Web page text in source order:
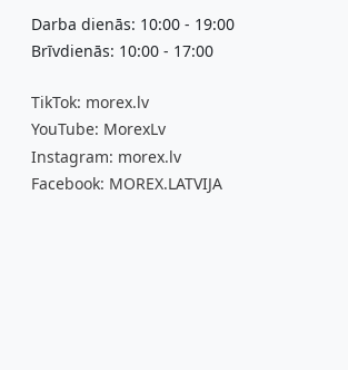
Darba dienās: 10:00 - 19:00
Brīvdienās: 10:00 - 17:00
TikTok: morex.lv
YouTube: MorexLv
Instagram: morex.lv
Facebook: MOREX.LATVIJA